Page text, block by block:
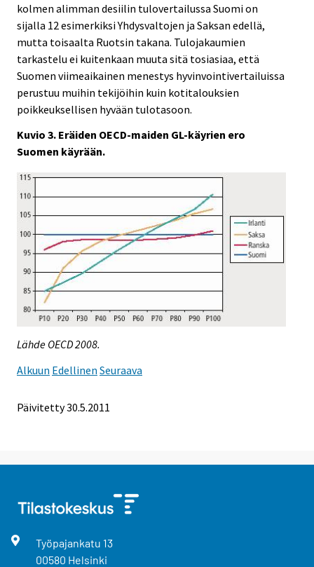
kolmen alimman desiilin tulovertailussa Suomi on
sijalla 12 esimerkiksi Yhdysvaltojen ja Saksan edellä,
mutta toisaalta Ruotsin takana. Tulojakaumien
tarkastelu ei kuitenkaan muuta sitä tosiasiaa, että
Suomen viimeaikainen menestys hyvinvointivertailuissa
perustuu muihin tekijöihin kuin kotitalouksien
poikkeuksellisen hyvään tulotasoon.
Kuvio 3. Eräiden OECD-maiden GL-käyrien ero
Suomen käyrään.
Lähde OECD 2008.
Alkuun Edellinen Seuraava
Päivitetty 30.5.2011
Työpajankatu 13
00580 Helsinki